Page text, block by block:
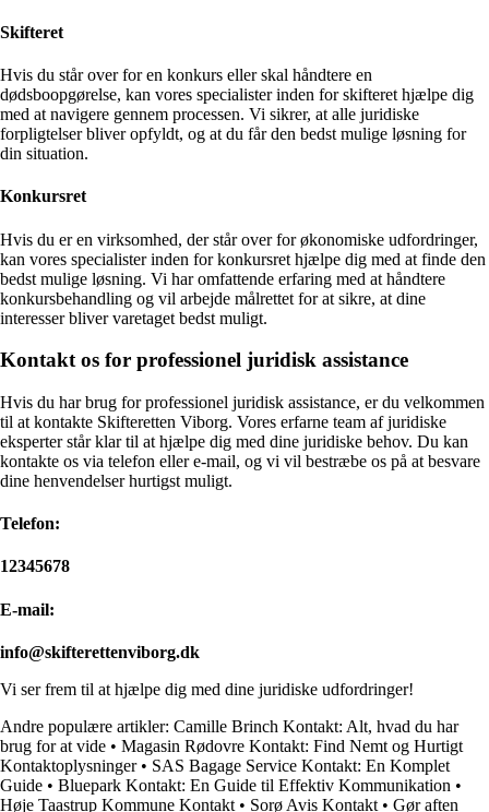
Skifteret
Hvis du står over for en konkurs eller skal håndtere en
dødsboopgørelse, kan vores specialister inden for skifteret hjælpe dig
med at navigere gennem processen. Vi sikrer, at alle juridiske
forpligtelser bliver opfyldt, og at du får den bedst mulige løsning for
din situation.
Konkursret
Hvis du er en virksomhed, der står over for økonomiske udfordringer,
kan vores specialister inden for konkursret hjælpe dig med at finde den
bedst mulige løsning. Vi har omfattende erfaring med at håndtere
konkursbehandling og vil arbejde målrettet for at sikre, at dine
interesser bliver varetaget bedst muligt.
Kontakt os for professionel juridisk assistance
Hvis du har brug for professionel juridisk assistance, er du velkommen
til at kontakte Skifteretten Viborg. Vores erfarne team af juridiske
eksperter står klar til at hjælpe dig med dine juridiske behov. Du kan
kontakte os via telefon eller e-mail, og vi vil bestræbe os på at besvare
dine henvendelser hurtigst muligt.
Telefon:
12345678
E-mail:
info@skifterettenviborg.dk
Vi ser frem til at hjælpe dig med dine juridiske udfordringer!
Andre populære artikler: Camille Brinch Kontakt: Alt, hvad du har
brug for at vide • Magasin Rødovre Kontakt: Find Nemt og Hurtigt
Kontaktoplysninger• SAS Bagage Service Kontakt: En Komplet
Guide • Bluepark Kontakt: En Guide til Effektiv Kommunikation •
Høje Taastrup Kommune Kontakt • Sorø Avis Kontakt • Gør aften